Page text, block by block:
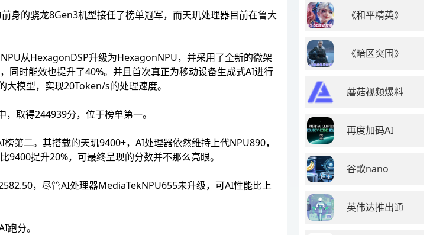
身的骁龙8Gen3机型接任了榜单冠军，而天玑处理器目前在鲁大
从HexagonDSP升级为HexagonNPU，并采用了全新的微架
同时能效也提升了40%。并且首次真正为移动设备生成式AI进行
模型，实现20Token/s的处理速度。
取得244939分，位于榜单第一。
第二。其搭载的天玑9400+，AI处理器依然维持上代NPU890，
提升20%，可最终呈现的分数并不那么亮眼。
，尽管AI处理器MediaTekNPU655未升级，可AI性能比上
分。
《和平精英》
《暗区突围》
蘑菇视频爆料
再度加码AI
谷歌nano
英伟达推出通